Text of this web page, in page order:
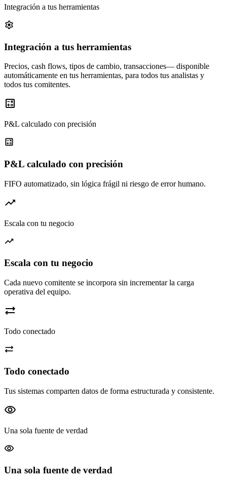
Integración a tus herramientas
Integración a tus herramientas
Precios, cash flows, tipos de cambio, transacciones— disponible
automáticamente en tus herramientas, para todos tus analistas y
todos tus comitentes.
P&L calculado con precisión
P&L calculado con precisión
FIFO automatizado, sin lógica frágil ni riesgo de error humano.
Escala con tu negocio
Escala con tu negocio
Cada nuevo comitente se incorpora sin incrementar la carga
operativa del equipo.
Todo conectado
Todo conectado
Tus sistemas comparten datos de forma estructurada y consistente.
Una sola fuente de verdad
Una sola fuente de verdad